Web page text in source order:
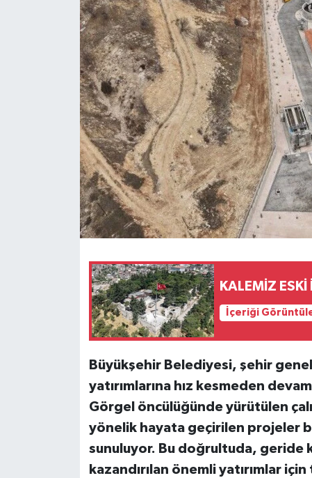
KALEMİZ
İçeriği
Büyükşehir Belediyesi, şehir
yatırımlarına hız kesmeden
Görgel öncülüğünde yürütülen
yönelik hayata geçirilen projeler
sunuluyor. Bu doğrultuda, geride
kazandırılan önemli yatırımlar